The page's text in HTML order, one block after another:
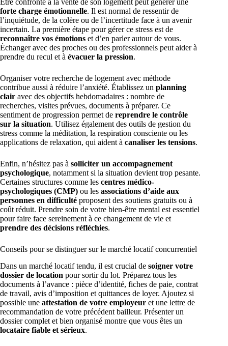
Être confronté à la vente de son logement peut générer une
forte charge émotionnelle. Il est normal de ressentir de
l’inquiétude, de la colère ou de l’incertitude face à un avenir
incertain. La première étape pour gérer ce stress est de
reconnaître vos émotions et d’en parler autour de vous.
Échanger avec des proches ou des professionnels peut aider à
prendre du recul et à évacuer la pression.
Organiser votre recherche de logement avec méthode
contribue aussi à réduire l’anxiété. Établissez un planning
clair avec des objectifs hebdomadaires : nombre de
recherches, visites prévues, documents à préparer. Ce
sentiment de progression permet de reprendre le contrôle
sur la situation. Utilisez également des outils de gestion du
stress comme la méditation, la respiration consciente ou les
applications de relaxation, qui aident à canaliser les tensions.
Enfin, n’hésitez pas à solliciter un accompagnement
psychologique, notamment si la situation devient trop pesante.
Certaines structures comme les centres médico-
psychologiques (CMP) ou les associations d’aide aux
personnes en difficulté proposent des soutiens gratuits ou à
coût réduit. Prendre soin de votre bien-être mental est essentiel
pour faire face sereinement à ce changement de vie et
prendre des décisions réfléchies.
Conseils pour se distinguer sur le marché locatif concurrentiel
Dans un marché locatif tendu, il est crucial de soigner votre
dossier de location pour sortir du lot. Préparez tous les
documents à l’avance : pièce d’identité, fiches de paie, contrat
de travail, avis d’imposition et quittances de loyer. Ajoutez si
possible une attestation de votre employeur et une lettre de
recommandation de votre précédent bailleur. Présenter un
dossier complet et bien organisé montre que vous êtes un
locataire fiable et sérieux.